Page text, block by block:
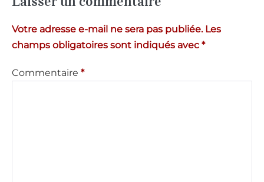
Votre adresse e-mail ne sera pas publiée. Les
champs obligatoires sont indiqués avec *
Commentaire *